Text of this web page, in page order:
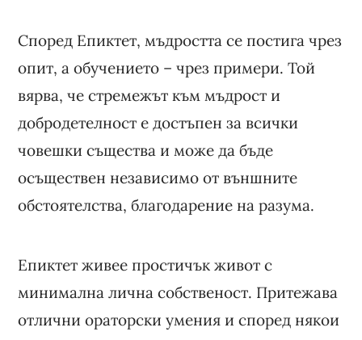
Според Епиктет, мъдростта се постига чрез
опит, а обучението – чрез примери. Той
вярва, че стремежът към мъдрост и
добродетелност е достъпен за всички
човешки същества и може да бъде
осъществен независимо от външните
обстоятелства, благодарение на разума.
Епиктет живее простичък живот с
минимална лична собственост. Притежава
отлични ораторски умения и според някои